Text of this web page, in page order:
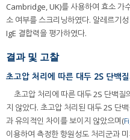
Cambridge, UK)를 사용하여 효소 가
소 여부를 스크리닝하였다. 알레르기
IgE 결합력을 평가하였다.
결과 및 고찰
초고압 처리에 따른 대두 2S 단백
초고압 처리에 따른 대두 2S 단백질
지 않았다. 초고압 처리된 대두 2S 단
과 유의적인 차이를 보이지 않았으며(
이용하여 측정한 항원성도 처리군과